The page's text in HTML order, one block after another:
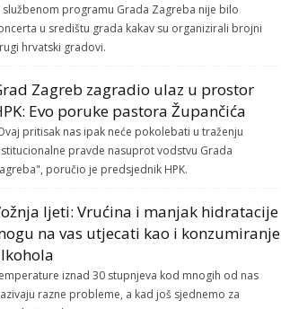
službenom programu Grada Zagreba nije bilo
u središtu grada kakav su organizirali brojni
hrvatski gradovi.
Zagreb zagradio ulaz u prostor
Evo poruke pastora Župančića
pritisak nas ipak neće pokolebati u traženju
pravde nasuprot vodstvu Grada
poručio je predsjednik HPK.
ljeti: Vrućina i manjak hidratacije
na vas utjecati kao i konzumiranje
iznad 30 stupnjeva kod mnogih od nas
razne probleme, a kad još sjednemo za